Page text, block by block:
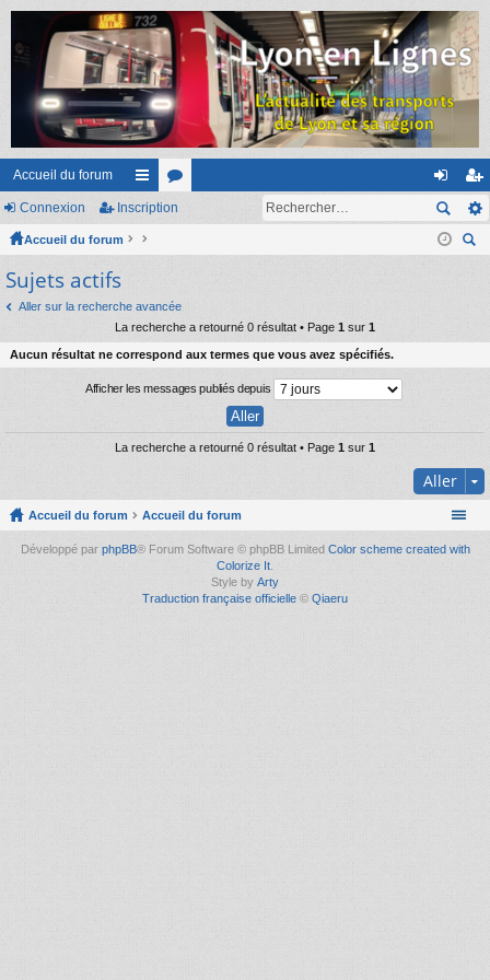
Accueil du forum
ac
co
ci
s
or
s
on
ne
ns
cri
Connexion Inscription
Accueil du forum
Sujets actifs
Aller sur la recherche avancée
La recherche a retourné 0 résultat • Page 1 sur 1
Aucun résultat ne correspond aux termes que vous avez spécifiés.
Afficher les messages publiés depuis
La recherche a retourné 0 résultat • Page 1 sur 1
Aller
Accueil du forum Accueil du forum
Développé par phpBB® Forum Software © phpBB Limited Color scheme created with
Colorize It
Style by Arty
Traduction française officielle © Qiaeru